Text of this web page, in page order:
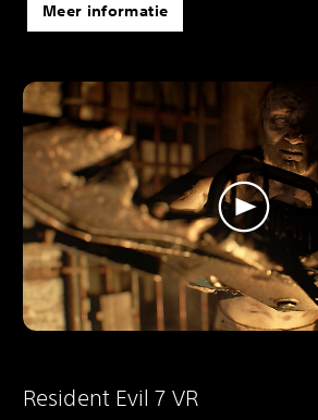
Meer informatie
Resident Evil 7 VR